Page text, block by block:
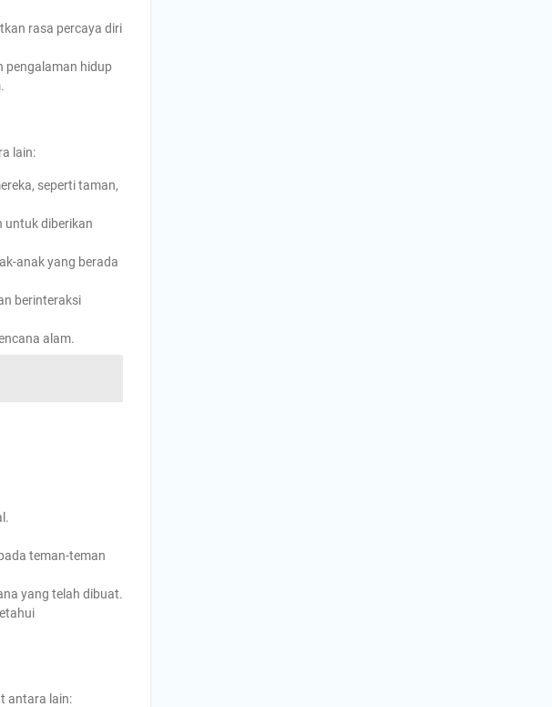
rasa percaya diri
pengalaman hidup
lain:
seperti taman,
untuk diberikan
anak yang berada
berinteraksi
alam.
teman-teman
yang telah dibuat.
antara lain: